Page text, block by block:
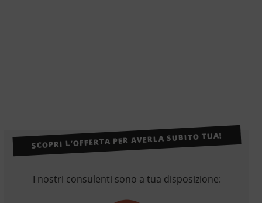
SCOPRI L’OFFERTA PER AVERLA SUBITO TUA!
I nostri consulenti sono a tua disposizione: